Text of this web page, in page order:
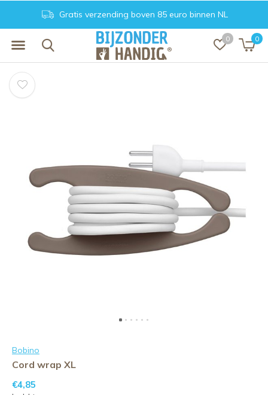
0 0
Gratis verzending boven 85 euro binnen NL
Bobino
Cord wrap XL
€4,85